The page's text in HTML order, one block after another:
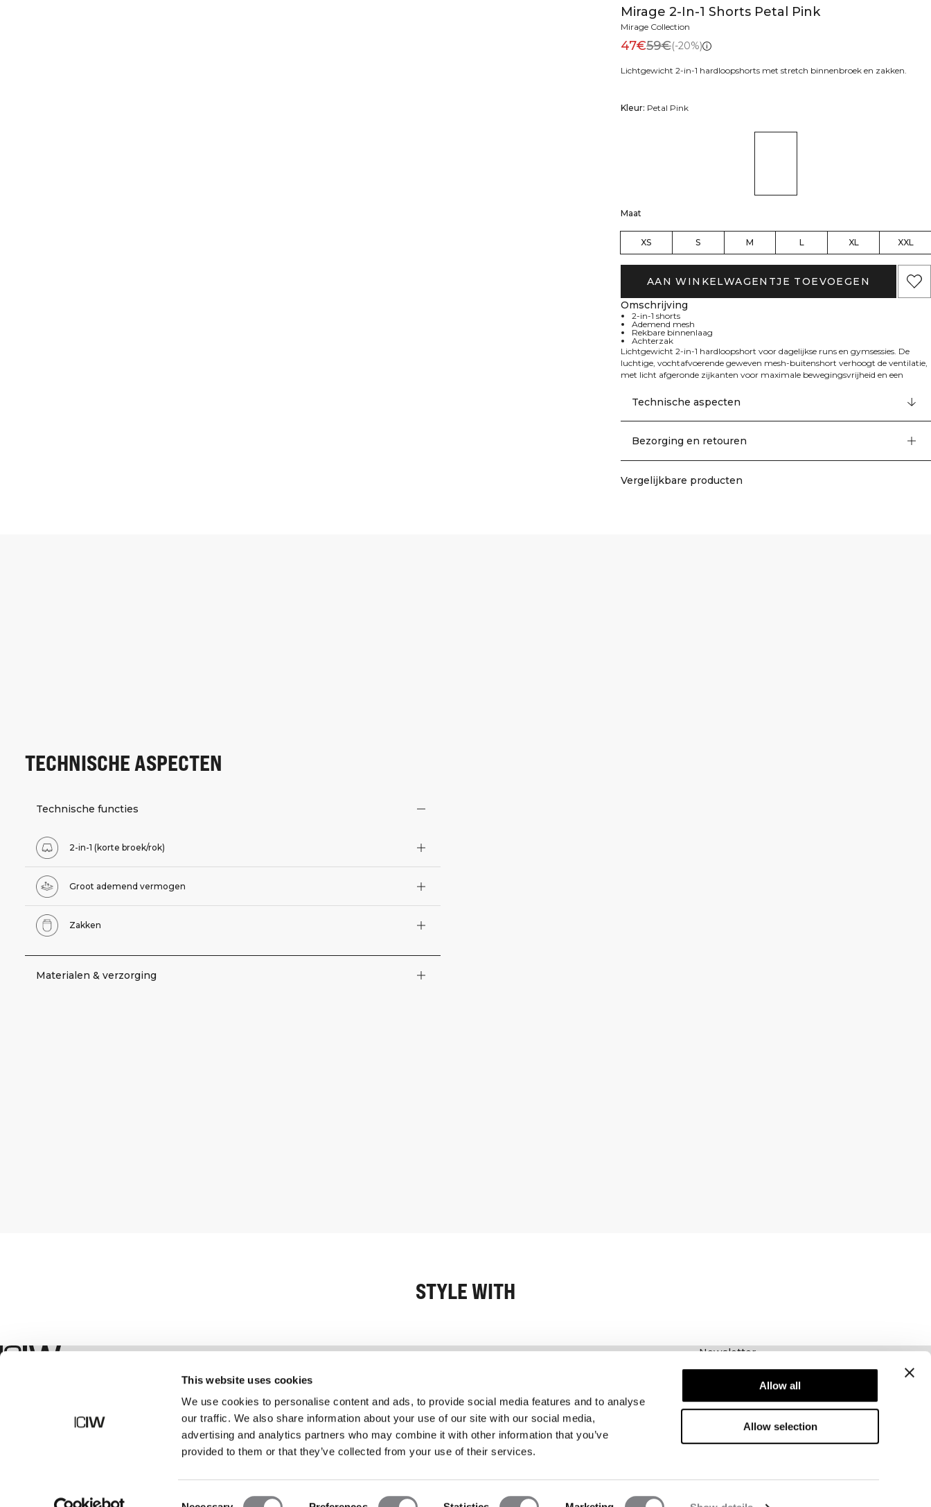
This website uses cookies
We use cookies to personalise content and ads, to provide social media features and to analyse
our traffic. We also share information about your use of our site with our social media,
advertising and analytics partners who may combine it with other information that you’ve
provided to them or that they’ve collected from your use of their services.
Allow all
Allow selection
Mirage 2-In-1 Shorts Petal Pink
Mirage Collection
47€59€(-20%)
Lichtgewicht 2-in-1 hardloopshorts met stretch binnenbroek en zakken.
Kleur: Petal Pink
Maat
XS S M L XL XXL
AAN WINKELWAGENTJE TOEVOEGEN
Omschrijving
2-in-1 shorts
Ademend mesh
Rekbare binnenlaag
Achterzak
Lichtgewicht 2-in-1 hardloopshort voor dagelijkse runs en gymsessies. De
luchtige, vochtafvoerende geweven mesh-buitenshort verhoogt de ventilatie,
met licht afgeronde zijkanten voor maximale bewegingsvrijheid en een
intern plat trekkoord zorgt voor een veilige, verstelbare pasvorm. De zachte,
rekbare binnenbroek biedt extra bedekking en ondersteuning en heeft een zak
aan de rechterkant, terwijl een klein achterzakje je sleutels of kaarten veilig
11,5 cm. Buiten: 100% polyester. Binnenbroek: 75% polyamide, 25% elastaan.
Technische aspecten
Bezorging en retouren
Vergelijkbare producten
TECHNISCHE ASPECTEN
Technische functies
2-in-1 (korte broek/rok)
Groot ademend vermogen
Zakken
Materialen & verzorging
STYLE WITH
Newsletter
Schrijf je voor onze nieuwsbrief! Ontvang
exclusieve aanbiedingen, ons laatste nieuws en
nog veel meer.